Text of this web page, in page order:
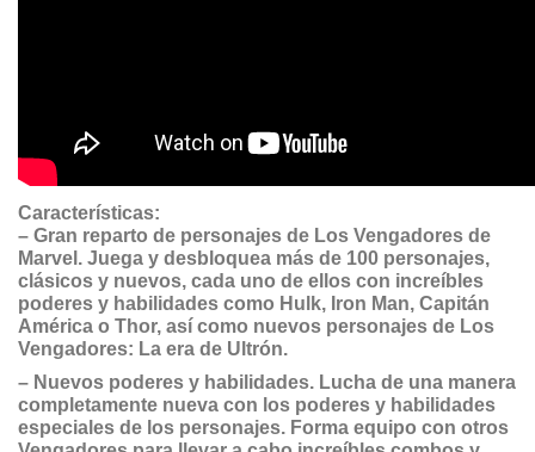
Características:
– Gran reparto de personajes de Los Vengadores de
Marvel. Juega y desbloquea más de 100 personajes,
clásicos y nuevos, cada uno de ellos con increíbles
poderes y habilidades como Hulk, Iron Man, Capitán
América o Thor, así como nuevos personajes de Los
Vengadores: La era de Ultrón.
– Nuevos poderes y habilidades. Lucha de una manera
completamente nueva con los poderes y habilidades
especiales de los personajes. Forma equipo con otros